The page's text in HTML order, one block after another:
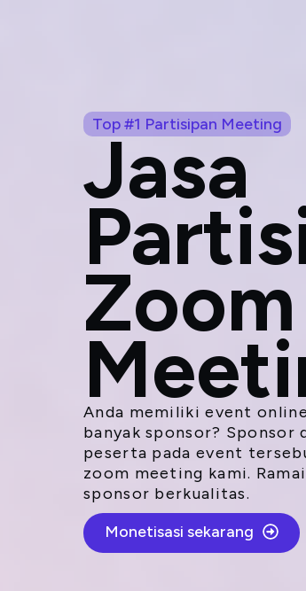
Top #1 Partisipan Meeting
Jasa
Zoom
Anda memiliki event
banyak sponsor? Sponsor
peserta pada event
zoom meeting kami.
sponsor berkualitas.
Monetisasi sekarang